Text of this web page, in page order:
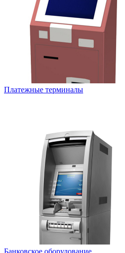
Платежные терминалы
Банковское оборудование